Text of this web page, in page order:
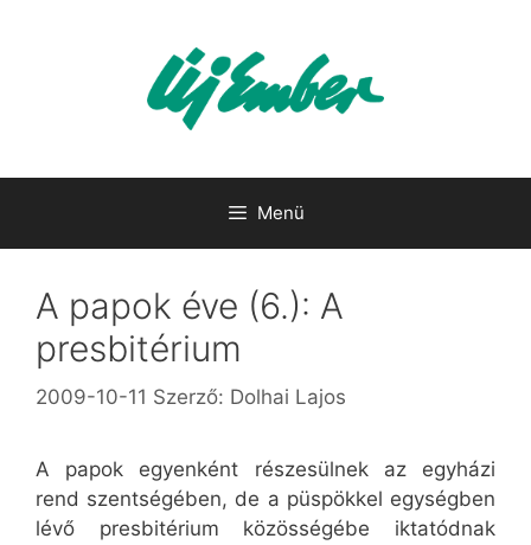
Menü
A papok éve (6.): A
presbitérium
2009-10-11 Szerző: Dolhai Lajos
A papok egyenként részesülnek az egyházi
rend szentségében, de a püspökkel egységben
lévő presbitérium közösségébe iktatódnak